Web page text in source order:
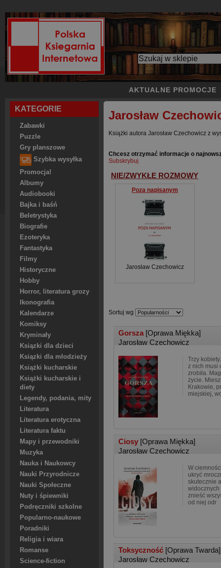
AKTUALNE PROMOCJE
KATEGORIE
Zabawki
Puzzle
Gry planszowe
Szybka wysyłka
Promocja!
Albumy
Audiobooki
Bajka i baśń
Beletrystyka
Biografie
Ezoteryka
Fantastyka
Filmy
Historyczne
Hobby
Horror, literatura grozy
Ikonografia
Kalendarze
Komiksy
Kryminały
Ksiązki dla dzieci
Ksiązki dla młodzieży
Książki kucharskie
Książki kucharskie i
diety
Legendy, podania, mity
Literatura
Literatura erotyczna
Literatura faktu
Mapy i przewodniki
Muzyka
Nauka i Naukowcy
Nauki Przyrodnicze
Nauki Społeczne
Nuty i śpiewniki
Podręczniki szkolne
Popularno-naukowe
Poradniki
Religia i wiara
Romanse
Science-fiction
Jarosław
Książki autora Jarosław Czechowicz z
Chcesz otrzymać informacje o
Subskrybuj
NIE/ZWYKŁE ROZMOWY
Poza napisanym
Jarosław Czechowicz
Sortuj wg
Gorsza [Oprawa Miękka]
Jarosław Czechowicz
Trzy
z nich musi
zrobiła.
życie.
Krakowie,
miejskiej,
Ciosy [Oprawa Miękka]
Jarosław Czechowicz
W
ukryć
skutecznie
widocznych
znieść
od niej odr
Toksyczność [Oprawa Twarda]
Jarosław Czechowicz